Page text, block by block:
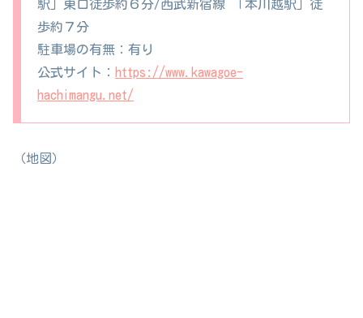
駅」東口徒歩約６分/西武新宿線 「本川越駅」徒
歩約７分
駐車場の有無：有り
公式サイト： https://www.kawagoe-
hachimangu.net/
（地図）